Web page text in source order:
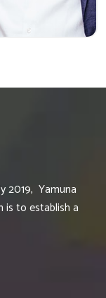
2019, Yamuna
is to establish a